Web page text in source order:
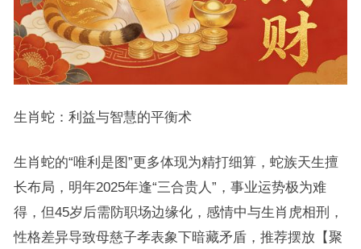
生肖蛇：利益与智慧的平衡术
生肖蛇的“唯利是图”更多体现为精打细算，蛇族天生擅
长布局，明年2025年逢“三合贵人”，事业运势极为难
得，但45岁后需防职场边缘化，感情中与生肖虎相刑，
性格差异导致母慈子孝表象下暗藏矛盾，推荐摆放【聚